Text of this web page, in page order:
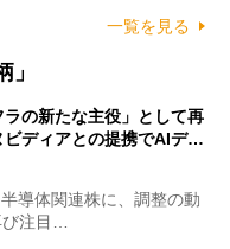
一覧を見る
の新たな主役」として再
ディアとの提携でAIデ…
導体関連株に、調整の動
び注目…